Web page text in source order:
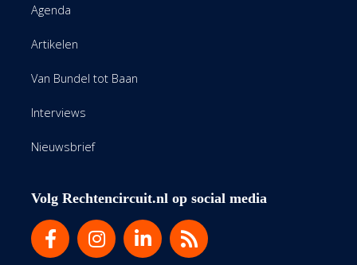
Agenda
Artikelen
Van Bundel tot Baan
Interviews
Nieuwsbrief
Volg Rechtencircuit.nl op social media